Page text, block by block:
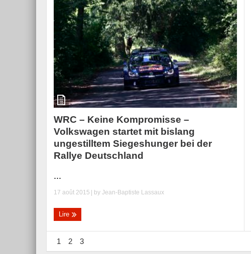
WRC – Keine Kompromisse –
Volkswagen startet mit bislang
ungestilltem Siegeshunger bei der
Rallye Deutschland
...
17 août 2015 | by Jean-Baptiste Lassaux
Lire
1 2 3